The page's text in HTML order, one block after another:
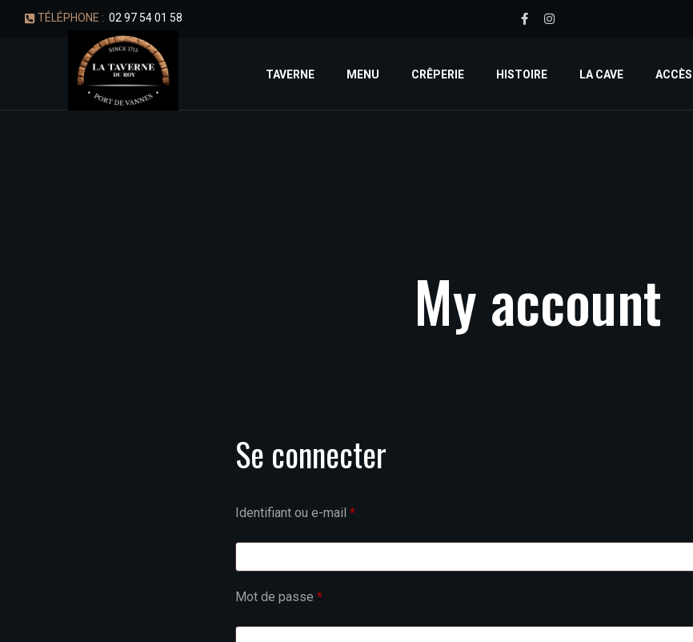
TÉLÉPHONE : 02 97 54 01 58
TAVERNE MENU CRÊPERIE HISTOIRE LA CAVE
Myaccount
Se connecter
Identifiant ou e-mail *
Mot de passe *